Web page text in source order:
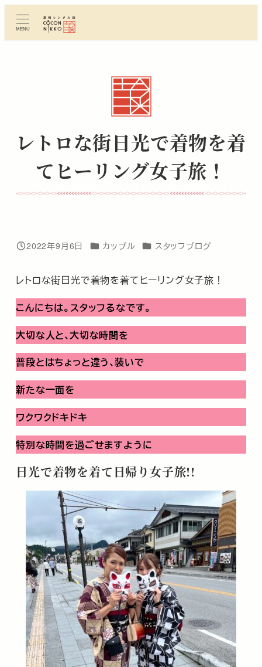
ン
MENU
レトロな街日光で着物を着
てヒーリング女子旅！
投稿日
2022年9月6日 カテゴリー
カップル カテゴリー
スタッフブログ
レトロな街日光で着物を着てヒーリング女子旅！
こんにちは。スタッフるなです。
大切な人と､大切な時間を
普段とはちょっと違う､装いで
新たな一面を
ワクワクドキドキ
特別な時間を過ごせますように
日光で着物を着て日帰り女子旅!!